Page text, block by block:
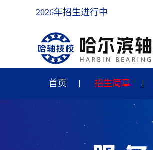
2026年招生进行中
首页 招生简章